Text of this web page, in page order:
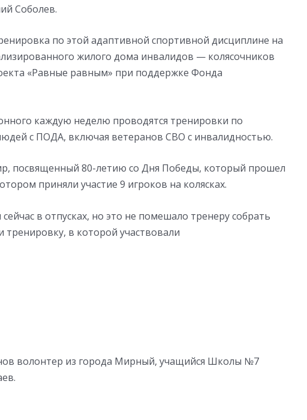
Соболев.
по этой адаптивной спортивной дисциплине на
жилого дома инвалидов — колясочников
«Равные равным» при поддержке Фонда
каждую неделю проводятся тренировки по
с ПОДА, включая ветеранов СВО с инвалидностью.
посвященный 80-летию со Дня Победы, который прошел
приняли участие 9 игроков на колясках.
в отпусках, но это не помешало тренеру собрать
в которой участвовали
волонтер из города Мирный, учащийся Школы №7